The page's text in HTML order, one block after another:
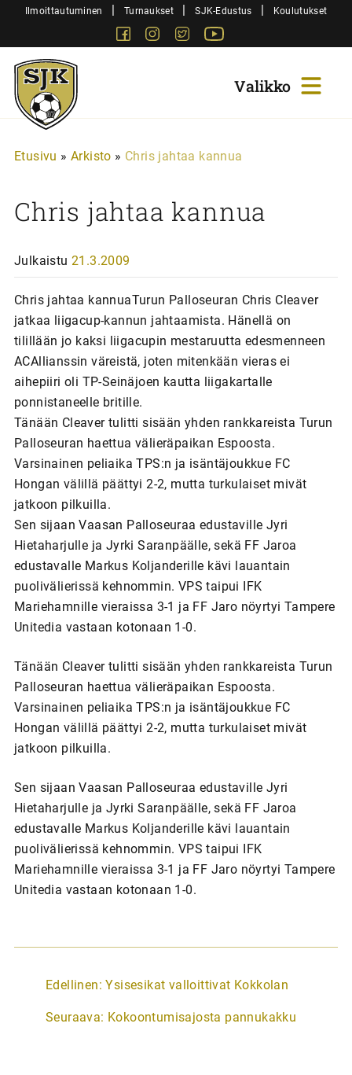
SiirryIlmoittautuminen | Turnaukset | SJK-Edustus | Koulutukset
FacebookInstagram
Twitter
Sjk-
Juniorit
Etusivu » Arkisto » Chris jahtaa kannua
Chris jahtaa kannua
Julkaistu 21.3.2009
Chris jahtaa kannuaTurun Palloseuran Chris Cleaver
jatkaa liigacup-kannun jahtaamista. Hänellä on
tilillään jo kaksi liigacupin mestaruutta edesmenneen
ACAllianssin väreistä, joten mitenkään vieras ei
aihepiiri oli TP-Seinäjoen kautta liigakartalle
ponnistaneelle britille.
Tänään Cleaver tulitti sisään yhden rankkareista Turun
Palloseuran haettua välieräpaikan Espoosta.
Varsinainen peliaika TPS:n ja isäntäjoukkue FC
Hongan välillä päättyi 2-2, mutta turkulaiset mivät
jatkoon pilkuilla.
Sen sijaan Vaasan Palloseuraa edustaville Jyri
Hietaharjulle ja Jyrki Saranpäälle, sekä FF Jaroa
edustavalle Markus Koljanderille kävi lauantain
puolivälierissä kehnommin. VPS taipui IFK
Mariehamnille vieraissa 3-1 ja FF Jaro nöyrtyi Tampere
Unitedia vastaan kotonaan 1-0.
Tänään Cleaver tulitti sisään yhden rankkareista Turun
Palloseuran haettua välieräpaikan Espoosta.
Varsinainen peliaika TPS:n ja isäntäjoukkue FC
Hongan välillä päättyi 2-2, mutta turkulaiset mivät
jatkoon pilkuilla.
Sen sijaan Vaasan Palloseuraa edustaville Jyri
Hietaharjulle ja Jyrki Saranpäälle, sekä FF Jaroa
edustavalle Markus Koljanderille kävi lauantain
puolivälierissä kehnommin. VPS taipui IFK
Mariehamnille vieraissa 3-1 ja FF Jaro nöyrtyi Tampere
Unitedia vastaan kotonaan 1-0.
A
t
Edellinen: Ysisesikat valloittivat Kokkolan
Seuraava: Kokoontumisajosta pannukakku